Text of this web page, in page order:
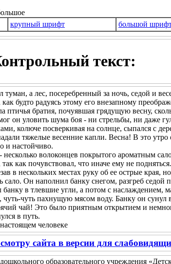
крупный шрифт большой
текст:
туман, а лес, посеребренный за ночь, седой и
будто радуясь этому его внезапному
птичья братия, почуявшая грядущую весну,
он уловить шума боя - ни стрельбы, ни даже
колюче посверкивая на солнце, сыпался с
тяжелые весенние капли. Весна! В это
и настойчиво.
волоконцев покрытого ароматным
как почувствовал, что иначе ему не
в нескольких местах руку об ее острые края,
сало. Он наполнил банку снегом, разгреб седой
банку в тлевшие угли, а потом с наслаждением,
чуть пахнущую мясом воду. Банку он сунул
чай! Это было приятным открытием и
в путь.
человеке
сайта в версии для
образовательного учреждения